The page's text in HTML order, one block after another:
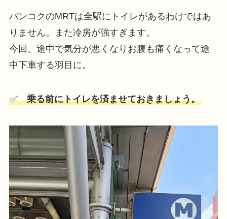
バンコクのMRTは全駅にトイレがあるわけではあ
りません。また冷房が強すぎます。
今回、途中で気分が悪くなりお腹も痛くなって途
中下車する羽目に。
✅乗る前にトイレを済ませておきましょう。